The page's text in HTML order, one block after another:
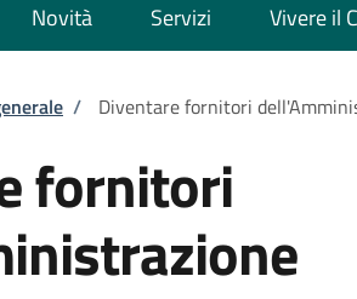
Novità Servizi Vivere il
pane
/ Diventare fornitori
fornitori